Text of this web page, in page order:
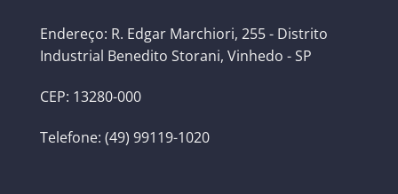
Endereço: R. Edgar Marchiori, 255 - Distrito
Industrial Benedito Storani, Vinhedo - SP
CEP: 13280-000
Telefone: (49) 99119-1020